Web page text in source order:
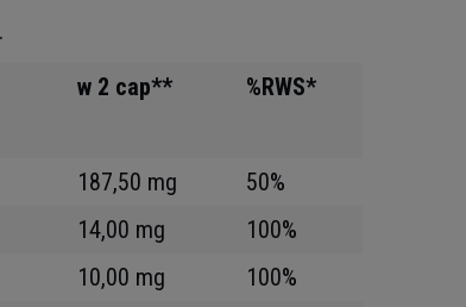
.
w 2 cap**
%RWS*
187,50 mg
50%
14,00 mg
100%
10,00 mg
100%